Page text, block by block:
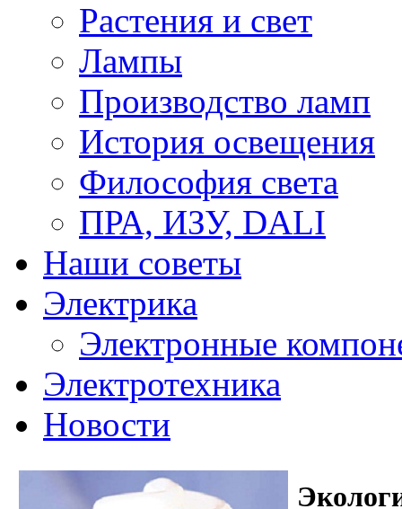
Растения и свет
Лампы
Производство ламп
История освещения
Философия света
ПРА, ИЗУ, DALI
Наши советы
Электрика
Электронные
Электротехника
Новости